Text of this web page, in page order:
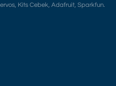
Kits Cebek, Adafruit, Sparkfun.